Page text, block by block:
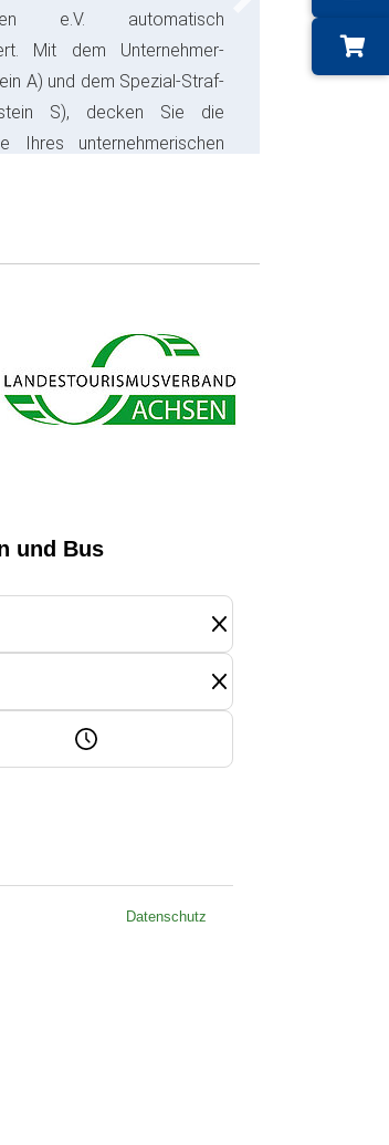
e.V. automatisch
Mit dem Unternehmer-
A) und dem Spezial-Straf-
S), decken Sie die
Ihres unternehmerischen
Geld.